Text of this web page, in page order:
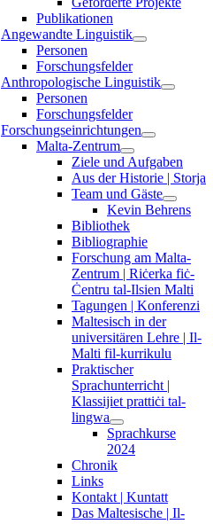
Publikationen
Angewandte Linguistik
Personen
Forschungsfelder
Anthropologische Linguistik
Personen
Forschungsfelder
Forschungseinrichtungen
Malta-Zentrum
Ziele und Aufgaben
Aus der Historie | Storja
Team und Gäste
Kevin Behrens
Bibliothek
Bibliographie
Forschung am Malta-
Zentrum | Riċerka fiċ-
Ċentru tal-Ilsien Malti
Tagungen | Konferenzi
Maltesisch in der
universitären Lehre | Il-
Malti fil-kurrikulu
Praktischer
Sprachunterricht |
Klassijiet prattiċi tal-
lingwa
Sprachkurse
2024
Chronik
Links
Kontakt | Kuntatt
Das Maltesische | Il-